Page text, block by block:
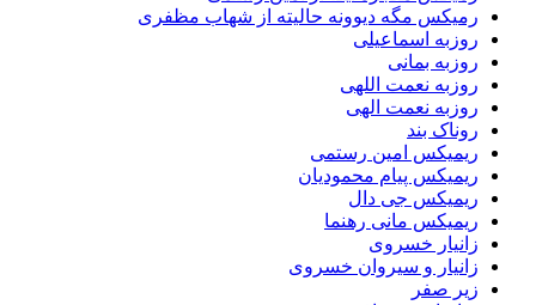
رمیکس مگه دیوونه حالیته از شهاب مظفری
روزبه اسماعیلی
روزبه بمانی
روزبه نعمت اللهی
روزبه نعمت الهی
روناک بند
ریمیکس امین رستمی
ریمیکس پیام محمودیان
ریمیکس جی دال
ریمیکس مانی رهنما
زانیار خسروی
زانیار و سیروان خسروی
زیر صفر